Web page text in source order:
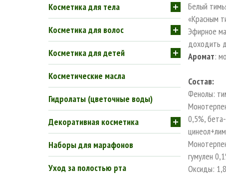
Косметика для тела
Косметика для волос
Косметика для детей
Косметические масла
Гидролаты (цветочные воды)
Декоративная косметика
Наборы для марафонов
Уход за полостью рта
Белый
«Красным
Эфирное
доходить
Аромат:
Состав:
Фенолы:
0,5%,
гумулен
Оксиды: